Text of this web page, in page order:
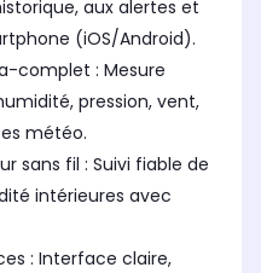
aux alertes et
(iOS/Android).
complet : Mesure
pression, vent,
météo.
sans fil : Suivi fiable de
intérieures avec
: Interface claire,